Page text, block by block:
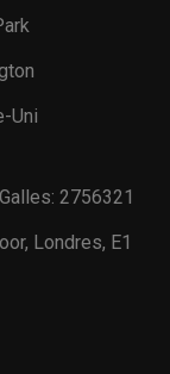
Uni
2756321
Londres, E1